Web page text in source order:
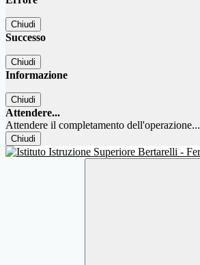
Chiudi
Successo
Chiudi
Informazione
Chiudi
Attendere...
Attendere il completamento dell'operazione...
Chiudi